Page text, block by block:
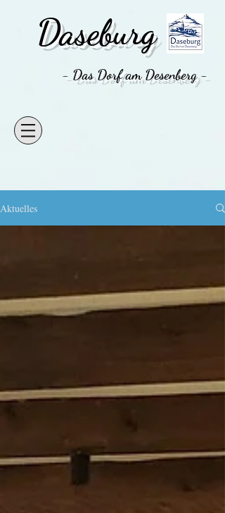
Daseburg
- Das Dorf am Desenberg -
Aktuelles